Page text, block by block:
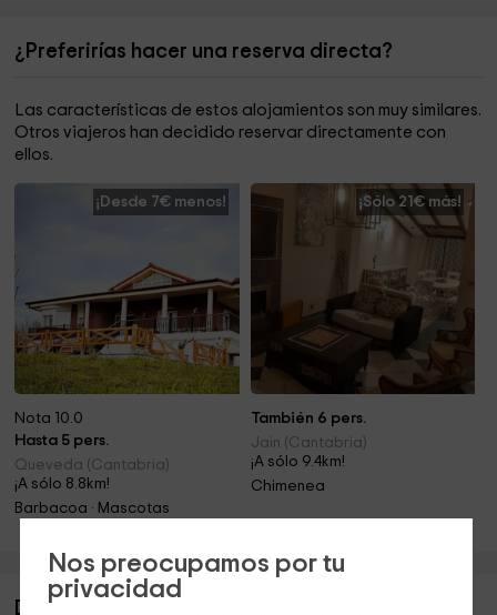
Nos preocupamos por tu
privacidad
¿Preferirías hacer una reserva directa?
Las características de estos alojamientos son muy similares.
Otros viajeros han decidido reservar directamente con
ellos.
¡Desde 7€ menos!
Nota 10.0
Hasta 5 pers.
Queveda (Cantabria)
¡A sólo 8.8km!
Barbacoa · Mascotas
¡Sólo 21€ más!
También 6 pers.
Jain (Cantabria)
¡A sólo 9.4km!
Chimenea
Descripción de Finca El Pinar